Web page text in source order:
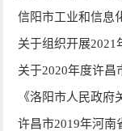
关于2020年度许昌
许昌市2019年河南